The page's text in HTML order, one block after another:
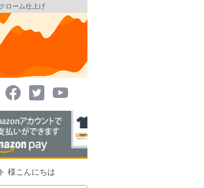
ローム仕上げ
様こんにちは